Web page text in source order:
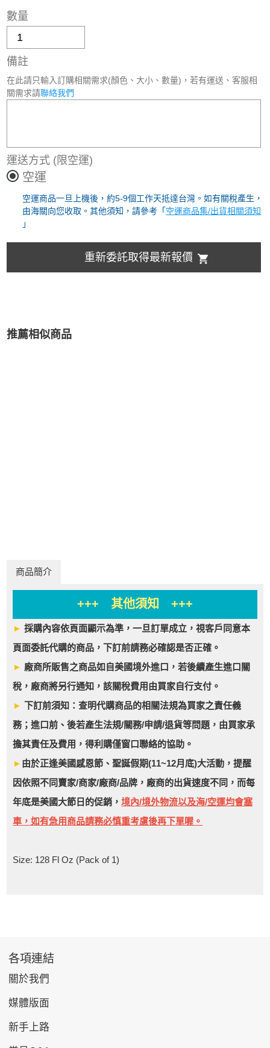
數量
備註
在此請只輸入訂購相關需求(顏色、大小、數量)，若有運送、客服相
關需求請聯絡我們
運送方式 (限空運)
空運
空運商品一旦上機後，約5-9個工作天抵達台灣。如有關稅產生，
由海關向您收取。其他須知，請參考「 空運商品集/出貨相關須知
」
重新委託取得最新報價
推薦相似商品
商品簡介
+++ 其他須知 +++
►採購內容依頁面顯示為準，一旦訂單成立，視客戶同意本
頁面委託代購的商品，下訂前請務必確認是否正確。
► 廠商所販售之商品如自美國境外進口，若後續產生進口關
稅，廠商將另行通知，該關稅費用由買家自行支付。
►下訂前須知：查明代購商品的相關法規為買家之責任義
務；進口前、後若產生法規/關務/申請/退貨等問題，由買家承
擔其責任及費用，得利購僅窗口聯絡的協助。
► 由於正逢美國感恩節、聖誕假期(11~12月底)大活動，提醒
因依照不同賣家/商家/廠商/品牌，廠商的出貨速度不同，而每
年底是美國大節日的促銷，境內/境外物流以及海/空運均會塞
車，如有急用商品請務必慎重考慮後再下單喔。
Size: 128 Fl Oz (Pack of 1)
各項連結
關於我們
媒體版面
新手上路